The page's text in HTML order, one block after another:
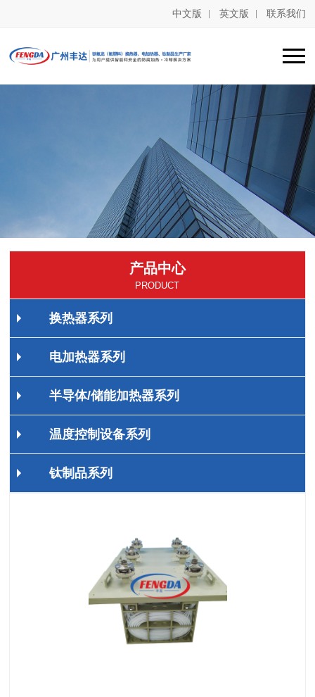
中文版 英文版 联系我们
产品中心
PRODUCT
换热器系列
电加热器系列
半导体/储能加热器系列
温度控制设备系列
钛制品系列